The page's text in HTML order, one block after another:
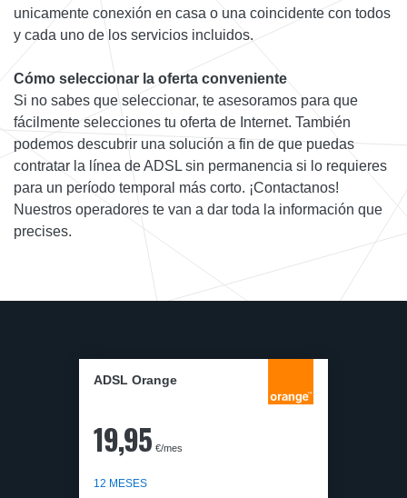
unicamente conexión en casa o una coincidente con todos
y cada uno de los servicios incluidos.
Cómo seleccionar la oferta conveniente
Si no sabes que seleccionar, te asesoramos para que
fácilmente selecciones tu oferta de Internet. También
podemos descubrir una solución a fin de que puedas
contratar la línea de ADSL sin permanencia si lo requieres
para un período temporal más corto. ¡Contactanos!
Nuestros operadores te van a dar toda la información que
precises.
ADSL Orange
19,95 €/mes
12 MESES